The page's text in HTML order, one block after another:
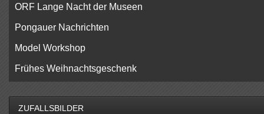
ORF Lange Nacht der Museen
Pongauer Nachrichten
Model Workshop
Frühes Weihnachtsgeschenk
ZUFALLSBILDER